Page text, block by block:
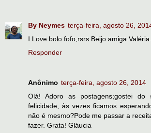
By Neymes terça-feira, agosto 26,
I Love bolo fofo,rsrs.Beijo amiga.Valéria.
Responder
Anônimo terça-feira, agosto 26, 2014
Olá! Adoro as postagens;gostei
felicidade, às vezes ficamos
não é mesmo?Pode me passar a
fazer. Grata! Gláucia